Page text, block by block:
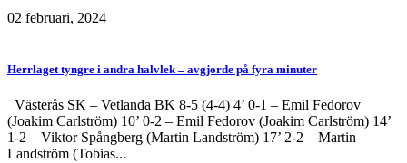
02 februari, 2024
Herrlaget tyngre i andra halvlek – avgjorde på fyra minuter
Västerås SK – Vetlanda BK 8-5 (4-4) 4’ 0-1 – Emil Fedorov
(Joakim Carlström) 10’ 0-2 – Emil Fedorov (Joakim Carlström) 14’
1-2 – Viktor Spångberg (Martin Landström) 17’ 2-2 – Martin
Landström (Tobias...